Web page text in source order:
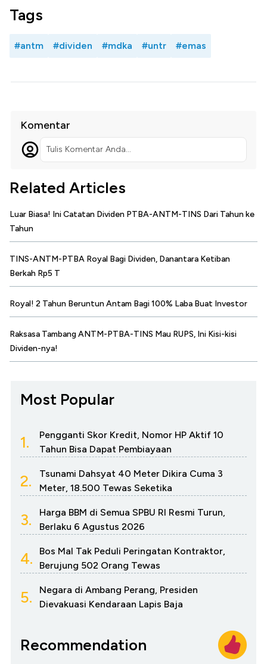
Tags
#antm #dividen #mdka #untr #emas
Komentar
Tulis Komentar Anda...
Related Articles
Luar Biasa! Ini Catatan Dividen PTBA-ANTM-TINS Dari Tahun ke
Tahun
TINS-ANTM-PTBA Royal Bagi Dividen, Danantara Ketiban
Berkah Rp5 T
Royal! 2 Tahun Beruntun Antam Bagi 100% Laba Buat Investor
Raksasa Tambang ANTM-PTBA-TINS Mau RUPS, Ini Kisi-kisi
Dividen-nya!
Most Popular
1.
Pengganti Skor Kredit, Nomor HP Aktif 10
Tahun Bisa Dapat Pembiayaan
2.
Tsunami Dahsyat 40 Meter Dikira Cuma 3
Meter, 18.500 Tewas Seketika
3.
Harga BBM di Semua SPBU RI Resmi Turun,
Berlaku 6 Agustus 2026
4.
Bos Mal Tak Peduli Peringatan Kontraktor,
Berujung 502 Orang Tewas
5.
Negara di Ambang Perang, Presiden
Dievakuasi Kendaraan Lapis Baja
Recommendation